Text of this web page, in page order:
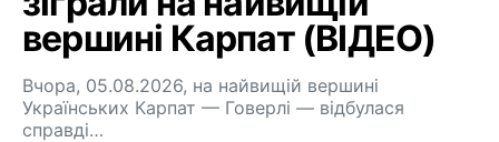
вершині Карпат (ВІДЕО)
Вчора, 05.08.2026, на найвищій вершині
Українських Карпат — Говерлі — відбулася
справді…